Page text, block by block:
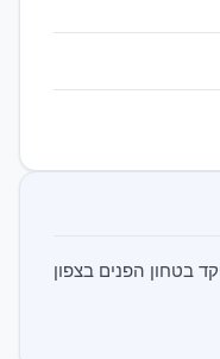
בטחון הפנים בצפון